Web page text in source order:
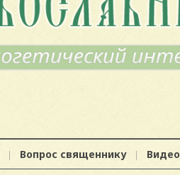
Вопрос священнику Видео